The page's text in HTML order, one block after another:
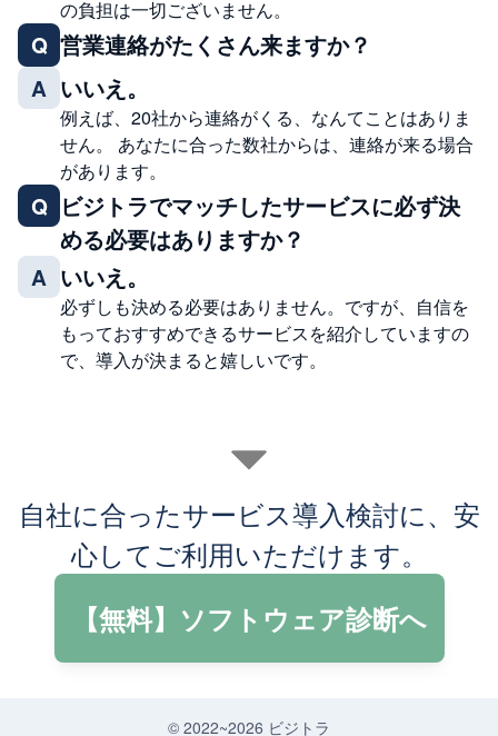
の負担は一切ございません。
Q 営業連絡がたくさん来ますか？
A いいえ。
例えば、20社から連絡がくる、なんてことはありま
せん。 あなたに合った数社からは、連絡が来る場合
があります。
Q ビジトラでマッチしたサービスに必ず決
める必要はありますか？
A いいえ。
必ずしも決める必要はありません。ですが、自信を
もっておすすめできるサービスを紹介していますの
で、導入が決まると嬉しいです。
自社に合ったサービス導入検討に、安
心してご利用いただけます。
【無料】ソフトウェア診断へ
© 2022~2026 ビジトラ